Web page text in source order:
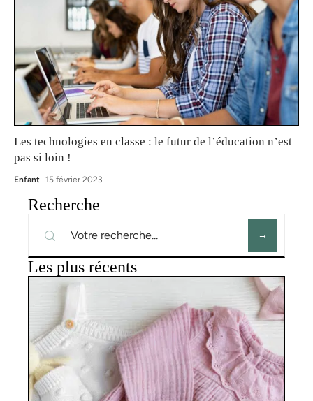
Les technologies en classe : le futur de l’éducation n’est
pas si loin !
Enfant 15 février 2023
Recherche
Les plus récents